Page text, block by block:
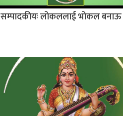
सम्पादकीयः लोकललाई भोकल बनाऊ